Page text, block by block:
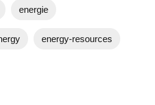
energie
energy-resources